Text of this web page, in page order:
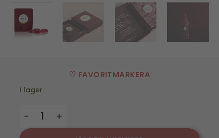
♡ FAVORITMARKERA
I lager